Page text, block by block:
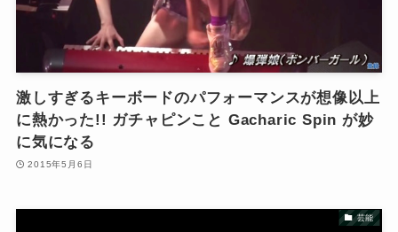
激しすぎるキーボードのパフォーマンスが想像以上
に熱かった!! ガチャピンこと Gacharic Spin が妙
に気になる
2015年5月6日
芸能